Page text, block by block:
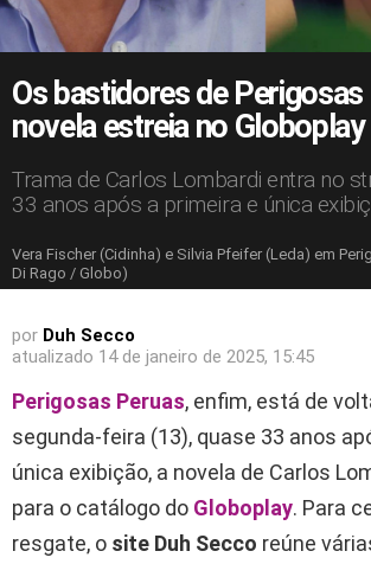
Os bastidores de Perigosas
novela estreia no Globoplay
Trama de Carlos Lombardi entra no
33 anos após a primeira e única
Vera Fischer (Cidinha) e Silvia Pfeifer (Leda) em
Di Rago / Globo)
por Duh Secco
atualizado 14 de janeiro de 2025, 15:45
Perigosas Peruas, enfim, está de
segunda-feira (13), quase 33 anos
única exibição, a novela de Carlos
para o catálogo do Globoplay. Para
resgate, o site Duh Secco reúne